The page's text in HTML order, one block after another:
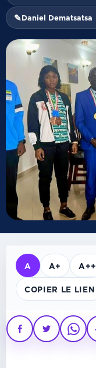
✎Daniel Dematsatsa
A A+ A++
COPIER LE LIEN